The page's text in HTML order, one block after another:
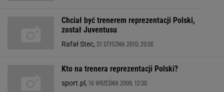
Chciał być trenerem reprezentacji Polski,
został Juventusu
Rafał Stec, 31 STYCZNIA 2010, 20:36
Kto na trenera reprezentacji Polski?
sport.pl, 16 WRZEŚNIA 2009, 12:30